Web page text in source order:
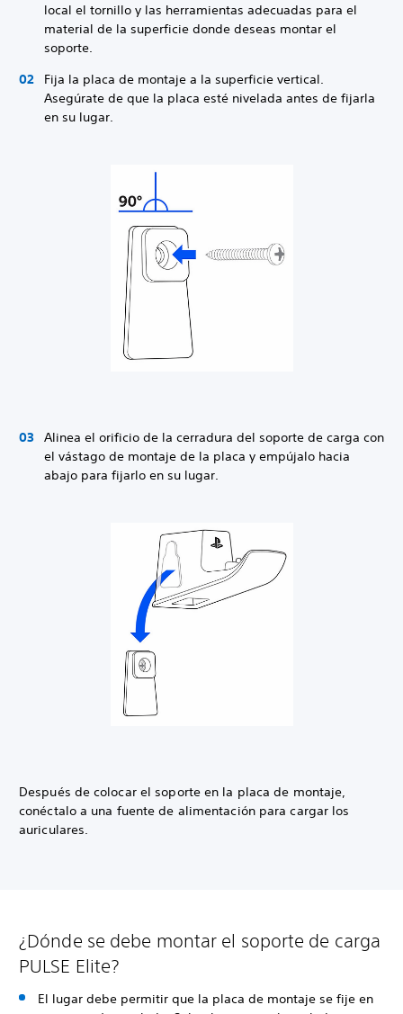
local el tornillo y las herramientas adecuadas para el
material de la superficie donde deseas montar el
soporte.
Fija la placa de montaje a la superficie vertical.
Asegúrate de que la placa esté nivelada antes de fijarla
en su lugar.
Alinea el orificio de la cerradura del soporte de carga con
el vástago de montaje de la placa y empújalo hacia
abajo para fijarlo en su lugar.
Después de colocar el soporte en la placa de montaje,
conéctalo a una fuente de alimentación para cargar los
auriculares.
¿Dónde se debe montar el soporte de carga
PULSE Elite?
El lugar debe permitir que la placa de montaje se fije en